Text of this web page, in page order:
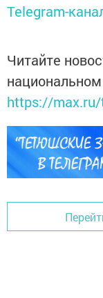
Telegram-
Читайте
https://